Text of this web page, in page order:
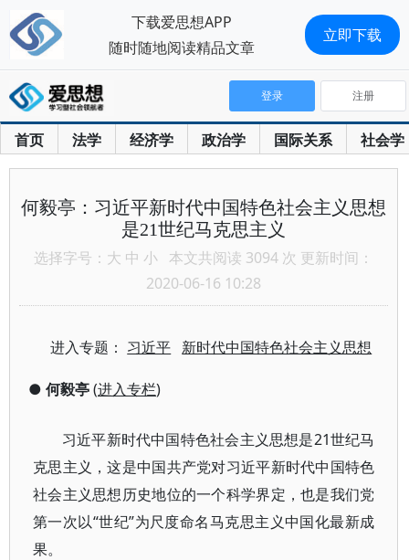
首页 法学 经济学 政治学 国际关系 社会学
登录 注册
何毅亭：习近平新时代中国特色社会主义思想
是21世纪马克思主义
选择字号： 大 中 小 本文共阅读 3094 次 更新时间：
2020-06-16 10:28
进入专题： 习近平 新时代中国特色社会主义思想
● 何毅亭(进入专栏)
习近平新时代中国特色社会主义思想是21世纪马
克思主义，这是中国共产党对习近平新时代中国特色
社会主义思想历史地位的一个科学界定，也是我们党
第一次以“世纪”为尺度命名马克思主义中国化最新成
果。
下载爱思想APP
随时随地阅读精品文章
立即下载